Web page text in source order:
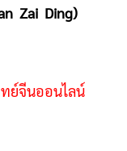
Zai Ding)
ย์จีนออนไลน์